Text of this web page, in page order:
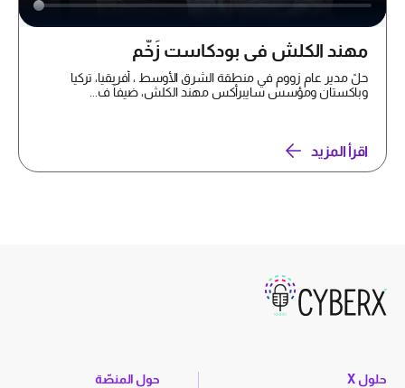
مهند الكلش في بودكاست زَخّم
حلً مدير عام زووم في منطقة الشرق الأوسط ، أفريقيا، تركيا
وباكستان ومؤسس سايبرأكس مهند الكلش، ضيفاً ف...
اقرأ المزيد
حلول X حول المنصّة